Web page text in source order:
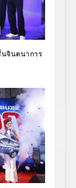
จินตนาการ